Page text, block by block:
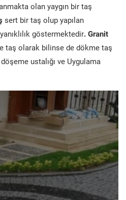
olan yaygın bir taş
sert bir taş olup yapılan
göstermektedir. Granit
taş olarak bilinse de dökme taş
ustalığı ve Uygulama